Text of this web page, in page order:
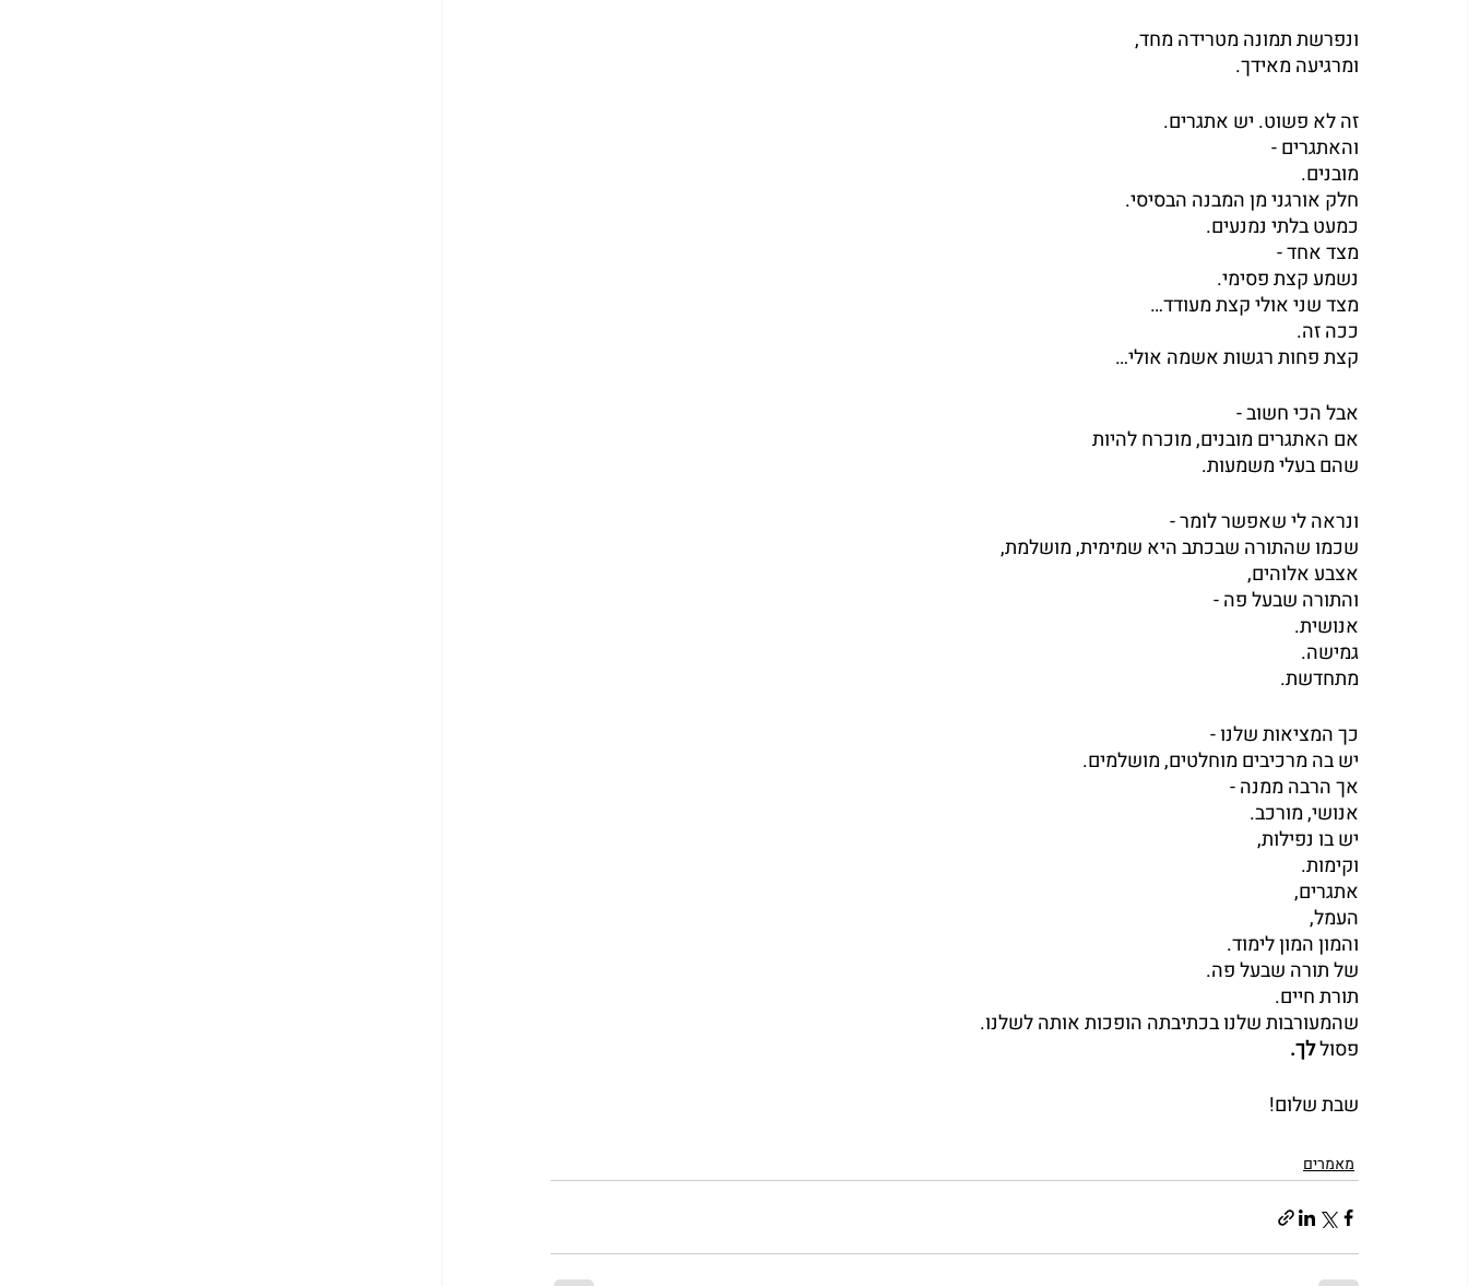
ונפרשת תמונה מטרידה מחד,
ומרגיעה מאידך.
זה לא פשוט. יש אתגרים.
והאתגרים -
מובנים.
חלק אורגני מן המבנה הבסיסי.
כמעט בלתי נמנעים.
מצד אחד -
נשמע קצת פסימי.
מצד שני אולי קצת מעודד…
ככה זה.
קצת פחות רגשות אשמה אולי…
אבל הכי חשוב -
אם האתגרים מובנים, מוכרח להיות
שהם בעלי משמעות.
ונראה לי שאפשר לומר -
שכמו שהתורה שבכתב היא שמימית, מושלמת,
אצבע אלוהים,
והתורה שבעל פה -
אנושית.
גמישה.
מתחדשת.
כך המציאות שלנו -
יש בה מרכיבים מוחלטים, מושלמים.
אך הרבה ממנה -
אנושי, מורכב.
יש בו נפילות,
וקימות.
אתגרים,
העמל,
והמון המון לימוד.
של תורה שבעל פה.
תורת חיים.
שהמעורבות שלנו בכתיבתה הופכות אותה לשלנו.
פסול לך.
שבת שלום!
מאמרים